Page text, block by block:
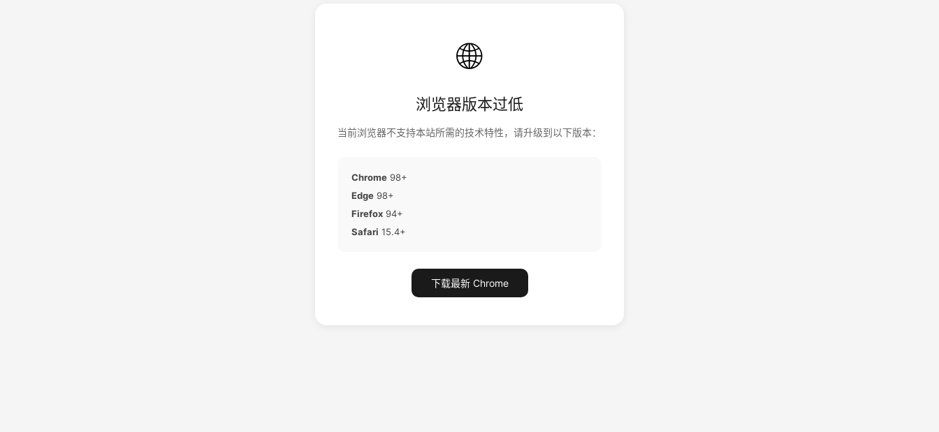
🌐
浏览器版本过低
当前浏览器不支持本站所需的技术特性，请升级到以下版本：
Chrome 98+
Edge 98+
Firefox 94+
Safari 15.4+
下载最新 Chrome